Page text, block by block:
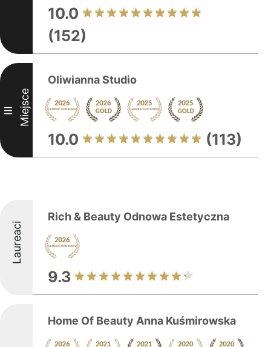
10.0
(152)
III Miejsce
Oliwianna Studio
10.0 (113)
Laureaci
Rich & Beauty Odnowa Estetyczna
9.3
Home Of Beauty Anna Kuśmirowska